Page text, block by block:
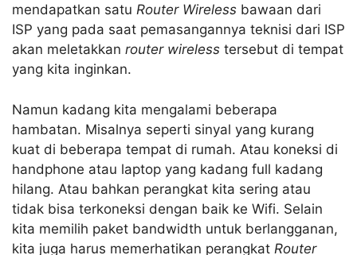
mendapatkan satu Router Wireless bawaan dari
ISP yang pada saat pemasangannya teknisi dari ISP
akan meletakkan router wireless tersebut di tempat
yang kita inginkan.
Namun kadang kita mengalami beberapa
hambatan. Misalnya seperti sinyal yang kurang
kuat di beberapa tempat di rumah. Atau koneksi di
handphone atau laptop yang kadang full kadang
hilang. Atau bahkan perangkat kita sering atau
tidak bisa terkoneksi dengan baik ke Wifi. Selain
kita memilih paket bandwidth untuk berlangganan,
kita juga harus memerhatikan perangkat Router